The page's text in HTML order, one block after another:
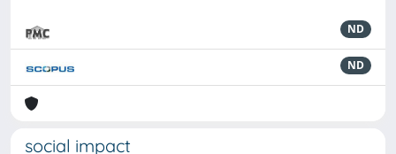
ND
ND
social impact